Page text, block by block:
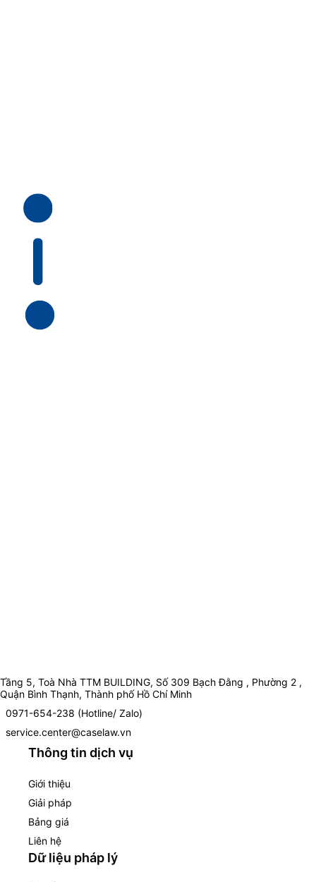
Tầng 5, Toà Nhà TTM BUILDING, Số 309 Bạch Đằng , Phường 2 ,
Quận Bình Thạnh, Thành phố Hồ Chí Minh
0971-654-238 (Hotline/ Zalo)
service.center@caselaw.vn
Thông tin dịch vụ
Giới thiệu
Giải pháp
Bảng giá
Liên hệ
Dữ liệu pháp lý